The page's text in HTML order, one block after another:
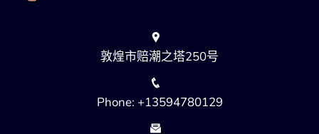
敦煌市赔潮之塔250号
Phone: +13594780129